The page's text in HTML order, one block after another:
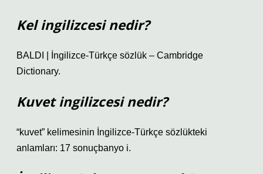
Kel ingilizcesi nedir?
BALDI | İngilizce-Türkçe sözlük – Cambridge
Dictionary.
Kuvet ingilizcesi nedir?
“kuvet” kelimesinin İngilizce-Türkçe sözlükteki
anlamları: 17 sonuçbanyo i.